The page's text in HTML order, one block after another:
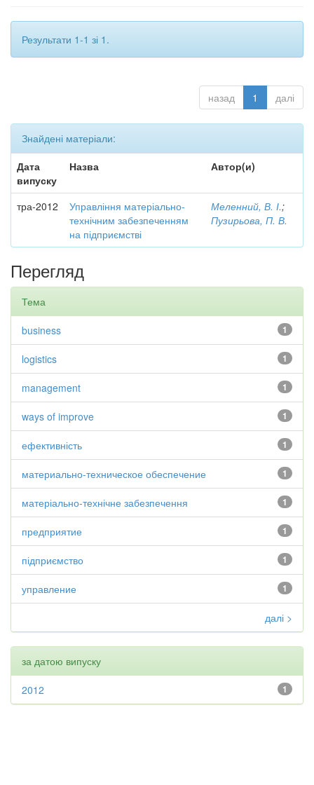
Результати 1-1 зі 1.
назад 1 далі
Знайдені матеріали:
Дата
випуску
Назва Автор(и)
тра-2012
Управління матеріально-
технічним забезпеченням
на підприємстві
Меленний, В. І.;
Пузирьова, П. В.
Перегляд
Тема
1
business
1
logistics
1
management
1
ways of improve
1
ефективність
1
материально-техническое обеспечение
1
матеріально-технічне забезпечення
1
предприятие
1
підприємство
1
управление
далі >
за датою випуску
1
2012